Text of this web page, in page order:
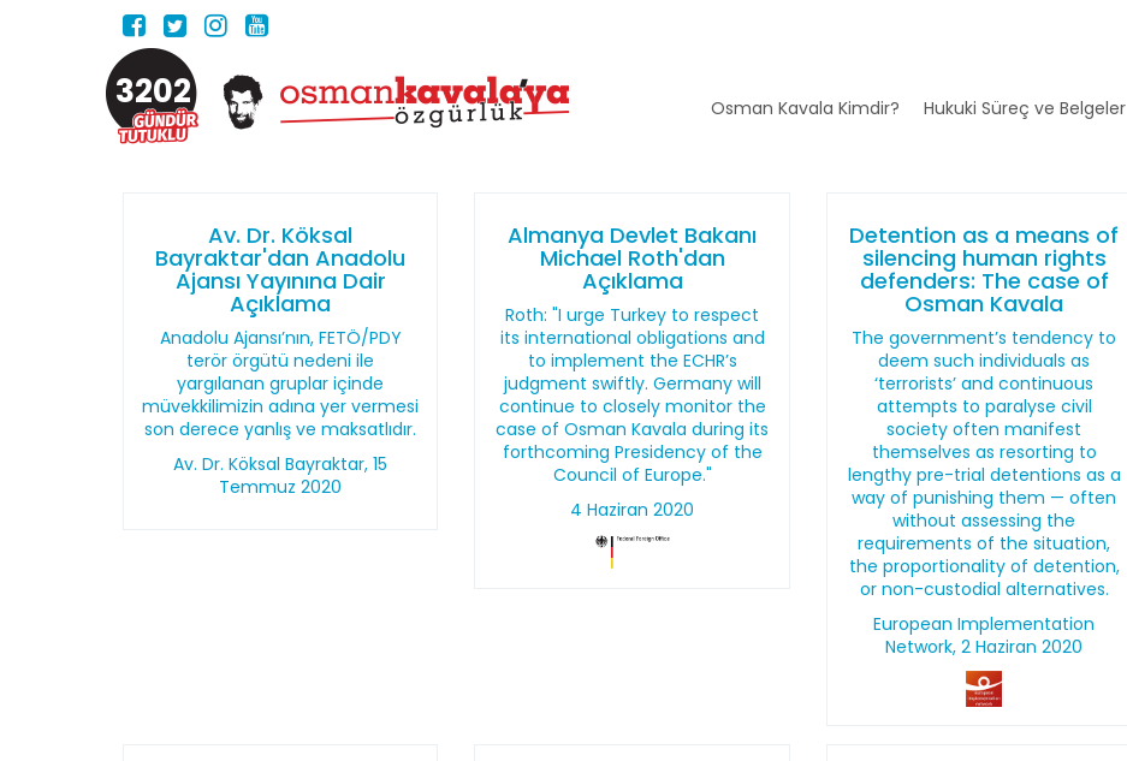
3202 Osman Kavala Kimdir? Hukuki Süreç ve Belgeler
Av. Dr. Köksal
Bayraktar'dan Anadolu
Ajansı Yayınına Dair
Açıklama
Anadolu Ajansı’nın, FETÖ/PDY
terör örgütü nedeni ile
yargılanan gruplar içinde
müvekkilimizin adına yer vermesi
son derece yanlış ve maksatlıdır.
Av. Dr. Köksal Bayraktar, 15
Temmuz 2020
Almanya Devlet Bakanı
Michael Roth'dan
Açıklama
Roth: "I urge Turkey to respect
its international obligations and
to implement the ECHR’s
judgment swiftly. Germany will
continue to closely monitor the
case of Osman Kavala during its
forthcoming Presidency of the
Council of Europe."
4 Haziran 2020
Detention as a means of
silencing human rights
defenders: The case of
Osman Kavala
The government’s tendency to
deem such individuals as
‘terrorists’ and continuous
attempts to paralyse civil
society often manifest
themselves as resorting to
lengthy pre-trial detentions as a
way of punishing them — often
without assessing the
requirements of the situation,
the proportionality of detention,
or non-custodial alternatives.
European Implementation
Network, 2 Haziran 2020